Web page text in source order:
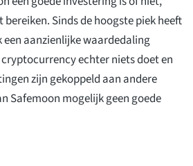
Sinds de hoogste piek heeft
aanzienlijke waardedaling
echter niets doet en
zijn gekoppeld aan andere
Safemoon mogelijk geen goede